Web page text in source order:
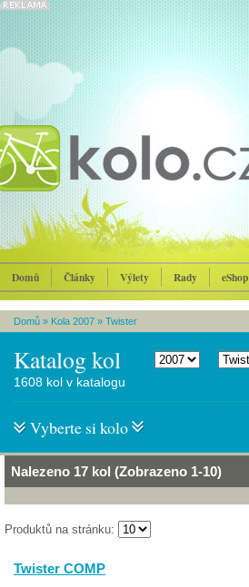
Domů Články Výlety Rady eShop
Domů » Kola 2007 » Twister
Katalog kol
1608 kol v katalogu
Vyberte si kolo
Nalezeno 17 kol (Zobrazeno 1-10)
Produktů na stránku:
Twister COMP